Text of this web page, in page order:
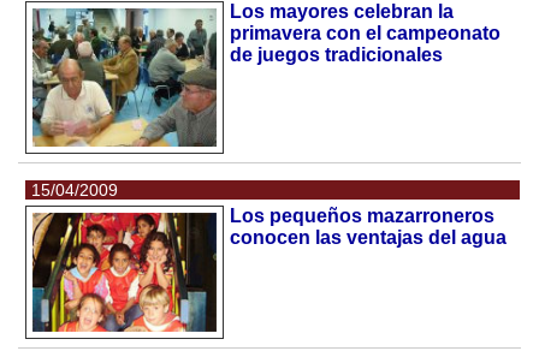
Los mayores celebran la
primavera con el campeonato
de juegos tradicionales
15/04/2009
Los pequeños mazarroneros
conocen las ventajas del agua